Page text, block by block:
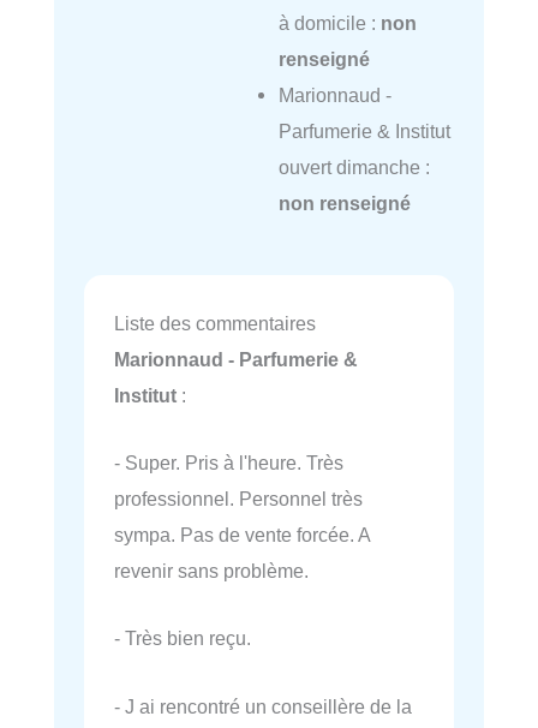
à domicile : non
renseigné
Marionnaud -
Parfumerie & Institut
ouvert dimanche :
non renseigné
Liste des commentaires
Marionnaud - Parfumerie &
Institut :
- Super. Pris à l'heure. Très
professionnel. Personnel très
sympa. Pas de vente forcée. A
revenir sans problème.
- Très bien reçu.
- J ai rencontré un conseillère de la